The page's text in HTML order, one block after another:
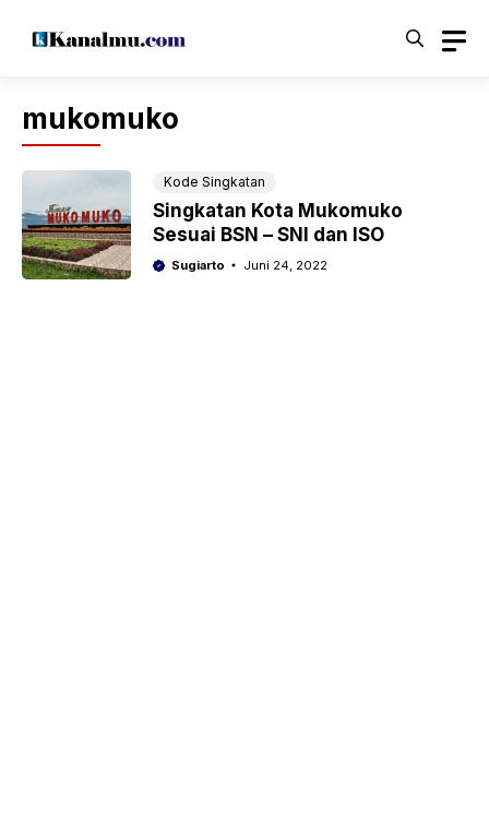
mukomuko
Kode Singkatan
Singkatan Kota Mukomuko
Sesuai BSN – SNI dan ISO
Sugiarto Juni 24, 2022